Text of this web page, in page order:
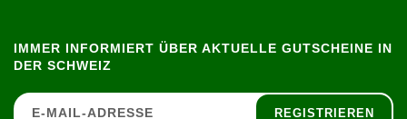
IMMER INFORMIERT ÜBER AKTUELLE GUTSCHEINE IN
DER SCHWEIZ
REGISTRIEREN